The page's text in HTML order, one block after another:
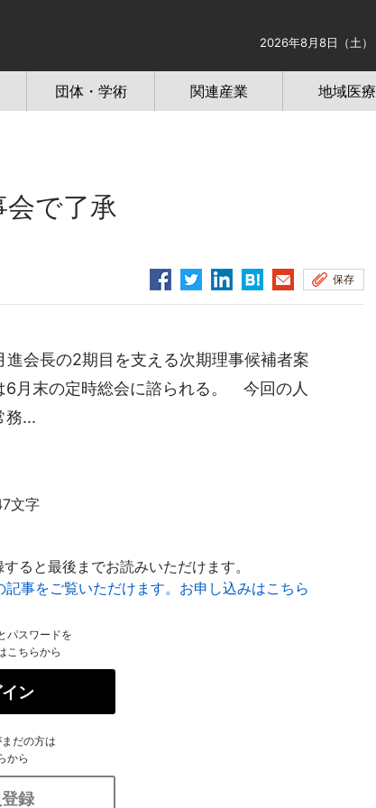
2026年8月8日（土）
団体・学術 関連産業 地域医療
で了承
保存
会長の2期目を支える次期理事候補者案
6月末の定時総会に諮られる。 今回の人
務...
文字
ると最後までお読みいただけます。
事をご覧いただけます。お申し込みはこちら
パスワードを
こちらから
ン
だの方は
から
録